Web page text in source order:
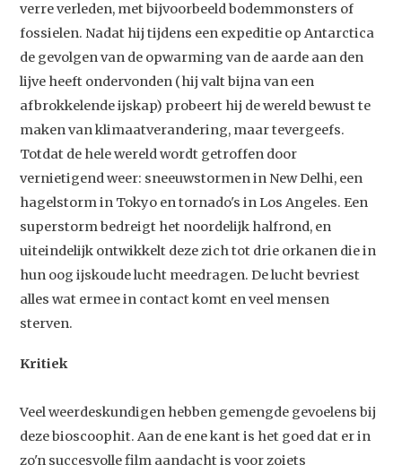
verre verleden, met bijvoorbeeld bodemmonsters of
fossielen. Nadat hij tijdens een expeditie op Antarctica
de gevolgen van de opwarming van de aarde aan den
lijve heeft ondervonden (hij valt bijna van een
afbrokkelende ijskap) probeert hij de wereld bewust te
maken van klimaatverandering, maar tevergeefs.
Totdat de hele wereld wordt getroffen door
vernietigend weer: sneeuwstormen in New Delhi, een
hagelstorm in Tokyo en tornado's in Los Angeles. Een
superstorm bedreigt het noordelijk halfrond, en
uiteindelijk ontwikkelt deze zich tot drie orkanen die in
hun oog ijskoude lucht meedragen. De lucht bevriest
alles wat ermee in contact komt en veel mensen
sterven.
Kritiek
Veel weerdeskundigen hebben gemengde gevoelens bij
deze bioscoophit. Aan de ene kant is het goed dat er in
zo'n succesvolle film aandacht is voor zoiets